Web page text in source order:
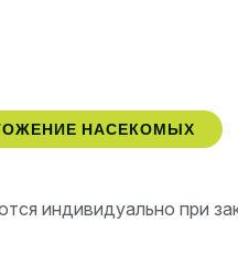
НАСЕКОМЫХ
индивидуально при